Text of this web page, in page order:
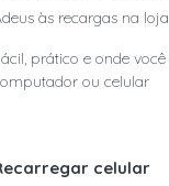
às recargas na loja
prático e onde
ou celular
celular